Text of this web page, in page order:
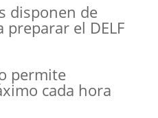
disponen de
el DELF
permite
cada hora